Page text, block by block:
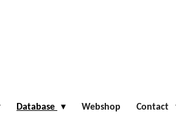
Database Webshop Contact